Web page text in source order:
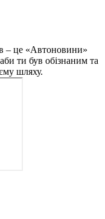
– це «Автоновини»
ти був обізнаним та
шляху.